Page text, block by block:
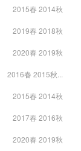
2015春 2014秋
2019春 2018秋
2020春 2019秋
2016春 2015秋...
2015春 2014秋
2017春 2016秋
2020春 2019秋